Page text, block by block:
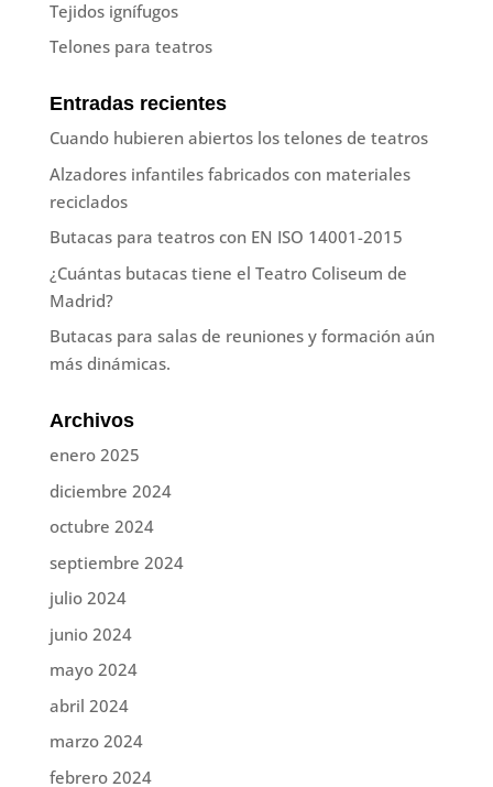
Tejidos ignífugos
Telones para teatros
Entradas recientes
Cuando hubieren abiertos los telones de teatros
Alzadores infantiles fabricados con materiales
reciclados
Butacas para teatros con EN ISO 14001-2015
¿Cuántas butacas tiene el Teatro Coliseum de
Madrid?
Butacas para salas de reuniones y formación aún
más dinámicas.
Archivos
enero 2025
diciembre 2024
octubre 2024
septiembre 2024
julio 2024
junio 2024
mayo 2024
abril 2024
marzo 2024
febrero 2024